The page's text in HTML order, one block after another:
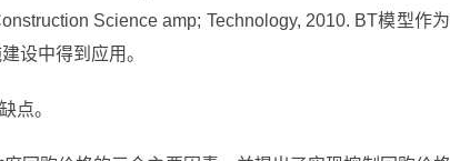
Science amp; Technology, 2010. BT模型作
设中得到应用。
点。